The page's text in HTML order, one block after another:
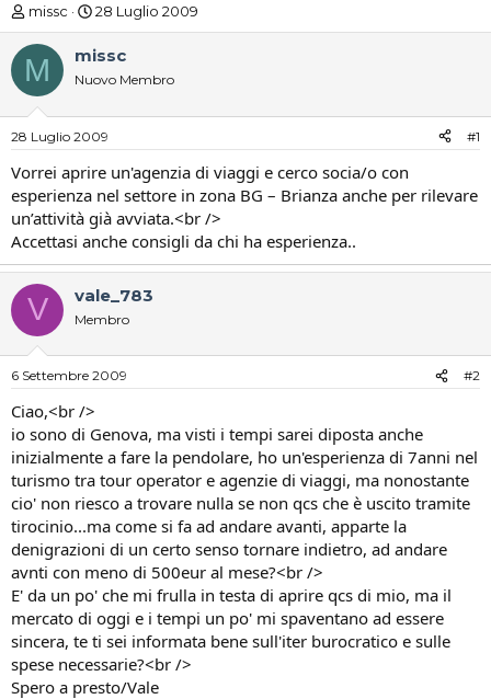
A
u
t
o
e
i
s
u
s
s
i
o
n
e
missc
D
a
t
d
n
i
o
28 Luglio 2009
M missc
Nuovo Membro
28 Luglio 2009 #1
Vorrei aprire un'agenzia di viaggi e cerco socia/o con
esperienza nel settore in zona BG – Brianza anche per rilevare
un’attività già avviata.<br />
Accettasi anche consigli da chi ha esperienza..
V vale_783
Membro
6 Settembre 2009 #2
Ciao,<br />
io sono di Genova, ma visti i tempi sarei diposta anche
inizialmente a fare la pendolare, ho un'esperienza di 7anni nel
turismo tra tour operator e agenzie di viaggi, ma nonostante
cio' non riesco a trovare nulla se non qcs che è uscito tramite
tirocinio...ma come si fa ad andare avanti, apparte la
denigrazioni di un certo senso tornare indietro, ad andare
avnti con meno di 500eur al mese?<br />
E' da un po' che mi frulla in testa di aprire qcs di mio, ma il
mercato di oggi e i tempi un po' mi spaventano ad essere
sincera, te ti sei informata bene sull'iter burocratico e sulle
spese necessarie?<br />
Spero a presto/Vale